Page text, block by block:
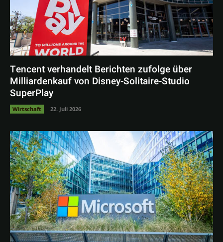
Tencent verhandelt Berichten zufolge über
Milliardenkauf von Disney-Solitaire-Studio
SuperPlay
Wirtschaft 22. Juli 2026